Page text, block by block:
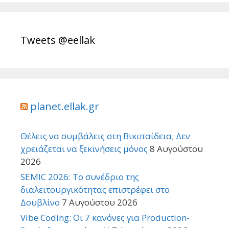
Tweets @eellak
planet.ellak.gr
Θέλεις να συμβάλεις στη Βικιπαίδεια; Δεν
χρειάζεται να ξεκινήσεις μόνος 8 Αυγούστου
2026
SEMIC 2026: Το συνέδριο της
διαλειτουργικότητας επιστρέφει στο
Δουβλίνο 7 Αυγούστου 2026
Vibe Coding: Οι 7 κανόνες για Production-